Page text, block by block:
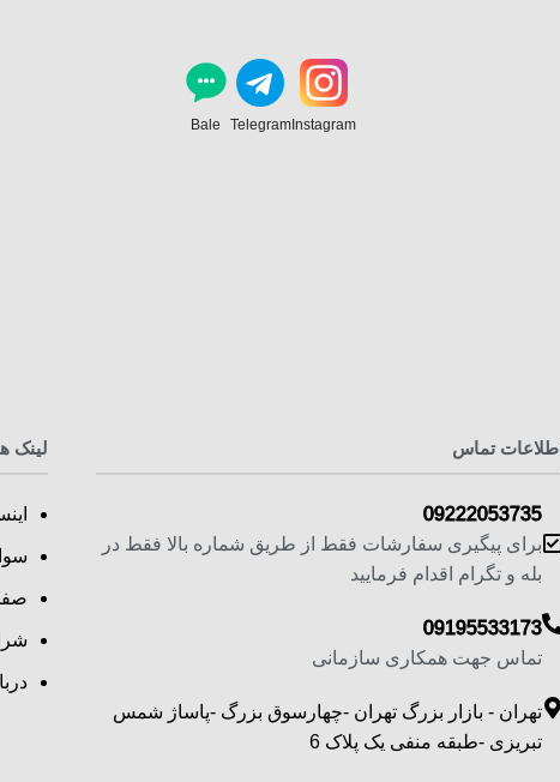
Instagram
Telegram
Bale
اطلاعات تماس
09222053735
برای پیگیری سفارشات فقط از طریق شماره بالا فقط در
بله و تگرام اقدام فرمایید
09195533173
تماس جهت همکاری سازمانی
تهران - بازار بزرگ تهران -چهارسوق بزرگ -پاساژ شمس
تبریزی -طبقه منفی یک پلاک 6
لینک